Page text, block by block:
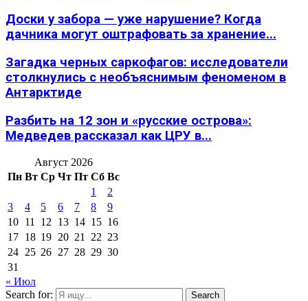
Доски у забора — уже нарушение? Когда
дачника могут оштрафовать за хранение...
Загадка черных саркофагов: исследователи
столкнулись с необъяснимым феноменом в
Антарктиде
Разбить на 12 зон и «русские острова»:
Медведев рассказал как ЦРУ в...
Август 2026
Пн Вт Ср Чт Пт Сб Вс
1
2
3
4 5 6 7 8
9
10 11 12 13 14 15 16
17 18 19 20 21 22 23
24 25 26 27 28 29 30
31
« Июл
Search for:
Search